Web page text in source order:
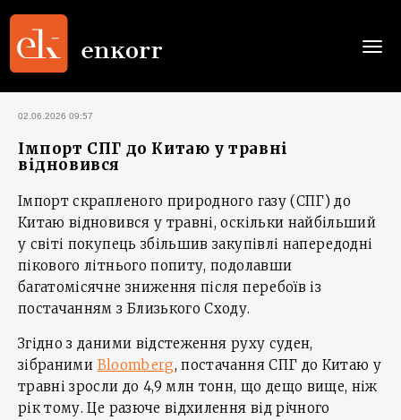
02.06.2026 09:57
Імпорт СПГ до Китаю у травні
відновився
Імпорт скрапленого природного газу (СПГ) до
Китаю відновився у травні, оскільки найбільший
у світі покупець збільшив закупівлі напередодні
пікового літнього попиту, подолавши
багатомісячне зниження після перебоїв із
постачанням з Близького Сходу.
Згідно з даними відстеження руху суден,
зібраними Bloomberg, постачання СПГ до Китаю у
травні зросли до 4,9 млн тонн, що дещо вище, ніж
рік тому. Це разюче відхилення від річного